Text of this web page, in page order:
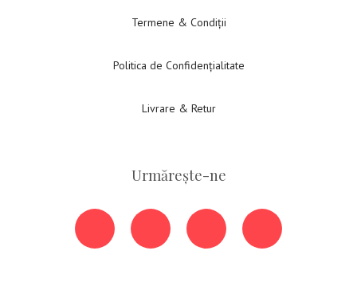
Termene & Condiții
Politica de Confidențialitate
Livrare & Retur
Urmărește-ne